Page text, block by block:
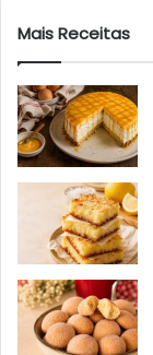
Mais Receitas